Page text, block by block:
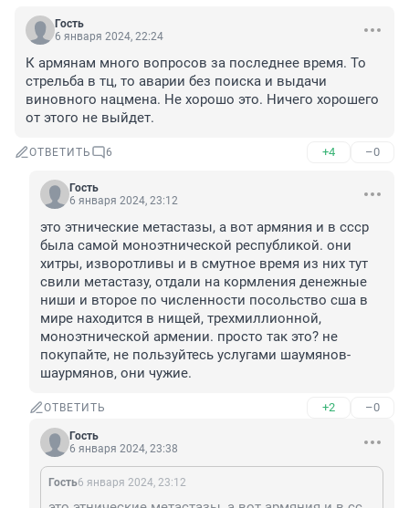
Гость
6 января 2024, 22:24
К армянам много вопросов за последнее время. То
стрельба в тц, то аварии без поиска и выдачи
виновного нацмена. Не хорошо это. Ничего хорошего
от этого не выйдет.
ОТВЕТИТЬ 6 +4 –0
Гость
6 января 2024, 23:12
это этнические метастазы, а вот армяния и в ссср
была самой моноэтнической республикой. они
хитры, изворотливы и в смутное время из них тут
свили метастазу, отдали на кормления денежные
ниши и второе по численности посольство сша в
мире находится в нищей, трехмиллионной,
моноэтнической армении. просто так это? не
покупайте, не пользуйтесь услугами шаумянов-
шаурмянов, они чужие.
ОТВЕТИТЬ +2 –0
Гость
6 января 2024, 23:38
Гость6 января 2024, 23:12